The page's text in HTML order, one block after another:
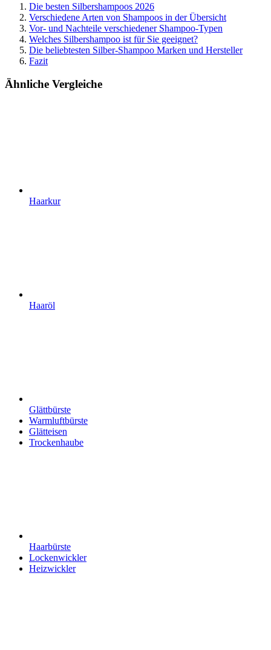
Die besten Silbershampoos 2026
Verschiedene Arten von Shampoos in der Übersicht
​Vor- und Nachteile verschiedener Shampoo-Typen
​Welches Silbershampoo ist für Sie geeignet?
Die beliebtesten Silber-Shampoo Marken und Hersteller
Fazit
Ähnliche Vergleiche
Haarkur
Haaröl
Glättbürste
Warmluftbürste
Glätteisen
Trockenhaube
Haarbürste
Lockenwickler
Heizwickler